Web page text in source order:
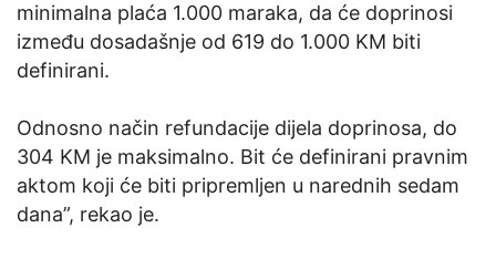
minimalna plaća 1.000 maraka, da će doprinosi
između dosadašnje od 619 do 1.000 KM biti
definirani.
Odnosno način refundacije dijela doprinosa, do
304 KM je maksimalno. Bit će definirani pravnim
aktom koji će biti pripremljen u narednih sedam
dana”, rekao je.